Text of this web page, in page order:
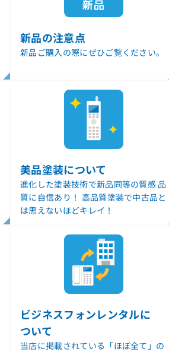
新品の注意点
新品ご購入の際にぜひご覧ください。
美品塗装について
進化した塗装技術で新品同等の質感 品
質に自信あり！ 高品質塗装で中古品と
は思えないほどキレイ！
ビジネスフォンレンタルに
ついて
当店に掲載されている「ほぼ全て」の